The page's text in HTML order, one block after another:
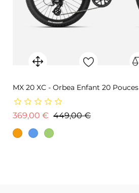
MX 20 XC - Orbea Enfant 20 Pouces
369,00 € Prix de base
449,00 €Prix